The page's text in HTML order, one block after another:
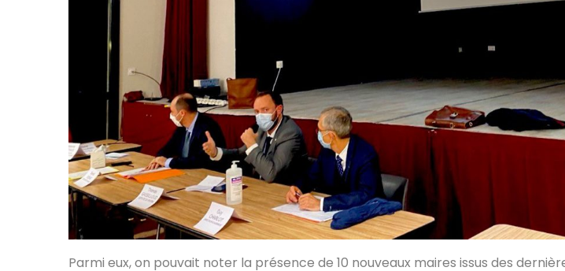
Parmi eux, on pouvait noter la présence de 10 nouveaux maires issus des